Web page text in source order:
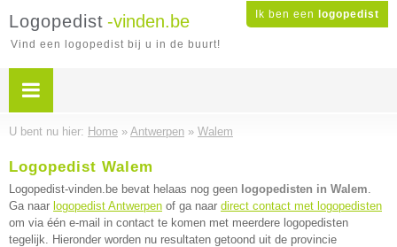
Ik ben een logopedist
Logopedist -vinden.be
Vind een logopedist bij u in de buurt!
U bent nu hier: Home » Antwerpen » Walem
Logopedist Walem
Logopedist-vinden.be bevat helaas nog geen logopedisten in Walem.
Ga naar logopedist Antwerpen of ga naar direct contact met logopedisten
om via één e-mail in contact te komen met meerdere logopedisten
tegelijk. Hieronder worden nu resultaten getoond uit de provincie